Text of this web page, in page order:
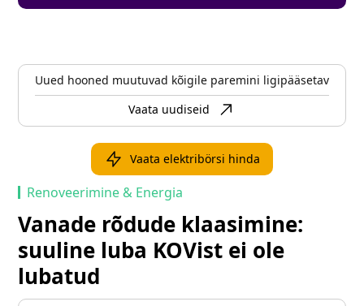
Uued hooned muutuvad kõigile paremini ligipääsetavaks
Vaata uudiseid
Vaata elektribörsi hinda
Renoveerimine & Energia
Vanade rõdude klaasimine:
suuline luba KOVist ei ole
lubatud